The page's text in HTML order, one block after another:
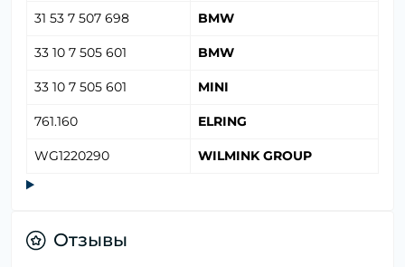
31 53 7 507 698 BMW
33 10 7 505 601 BMW
33 10 7 505 601 MINI
761.160 ELRING
WG1220290 WILMINK GROUP
Отзывы